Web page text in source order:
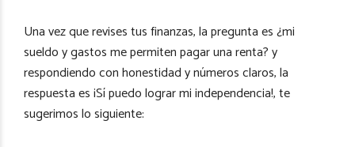
Una vez que revises tus finanzas, la pregunta es ¿mi
sueldo y gastos me permiten pagar una renta? y
respondiendo con honestidad y números claros, la
respuesta es ¡Sí puedo lograr mi independencia!, te
sugerimos lo siguiente: